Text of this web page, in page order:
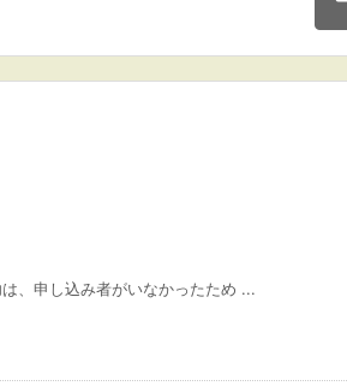
、申し込み者がいなかったため ...